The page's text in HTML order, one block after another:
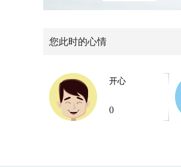
您此时的心情
开心
0